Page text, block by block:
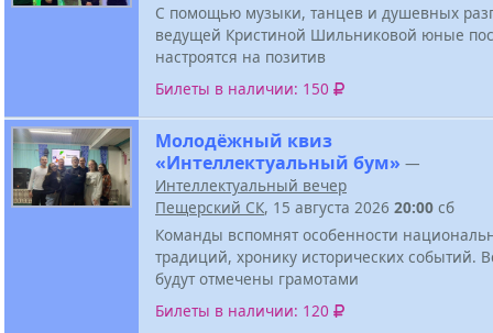
С помощью музыки, танцев и душевных
ведущей Кристиной Шильниковой юные
настроятся на позитив
Билеты в наличии: 150
Молодёжный квиз
«Интеллектуальный бум» —
Интеллектуальный вечер
Пещерский СК, 15 августа 2026 20:00 сб
Команды вспомнят особенности
традиций, хронику исторических событий.
будут отмечены грамотами
Билеты в наличии: 120